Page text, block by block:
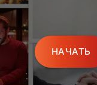
НАЧАТЬ